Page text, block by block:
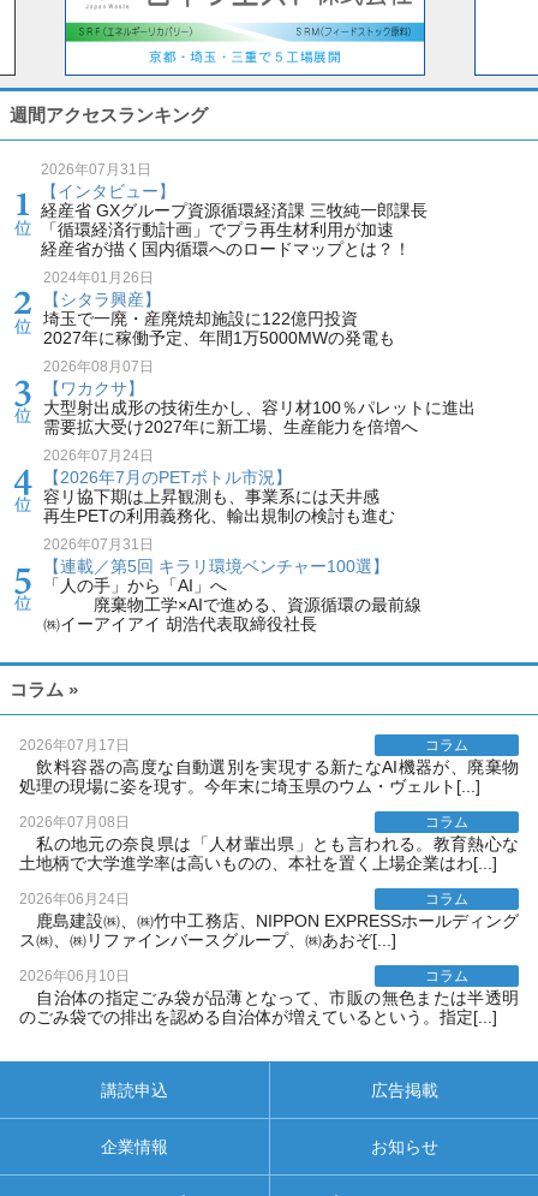
週間アクセスランキング
2026年07月31日
【インタビュー】
経産省 GXグループ資源循環経済課 三牧純一郎課長
「循環経済行動計画」でプラ再生材利用が加速
経産省が描く国内循環へのロードマップとは？！
2024年01月26日
【シタラ興産】
埼玉で一廃・産廃焼却施設に122億円投資
2027年に稼働予定、年間1万5000MWの発電も
2026年08月07日
【ワカクサ】
大型射出成形の技術生かし、容リ材100％パレットに進出
需要拡大受け2027年に新工場、生産能力を倍増へ
2026年07月24日
【2026年7月のPETボトル市況】
容リ協下期は上昇観測も、事業系には天井感
再生PETの利用義務化、輸出規制の検討も進む
2026年07月31日
【連載／第5回 キラリ環境ベンチャー100選】
「人の手」から「AI」へ
廃棄物工学×AIで進める、資源循環の最前線
㈱イーアイアイ 胡浩代表取締役社長
コラム »
2026年07月17日 コラム
飲料容器の高度な自動選別を実現する新たなAI機器が、廃棄物
処理の現場に姿を現す。今年末に埼玉県のウム・ヴェルト[...]
2026年07月08日 コラム
私の地元の奈良県は「人材輩出県」とも言われる。教育熱心な
土地柄で大学進学率は高いものの、本社を置く上場企業はわ[...]
2026年06月24日 コラム
鹿島建設㈱、㈱竹中工務店、NIPPON EXPRESSホールディング
ス㈱、㈱リファインバースグループ、㈱あおぞ[...]
2026年06月10日 コラム
自治体の指定ごみ袋が品薄となって、市販の無色または半透明
のごみ袋での排出を認める自治体が増えているという。指定[...]
講読申込 広告掲載
企業情報 お知らせ